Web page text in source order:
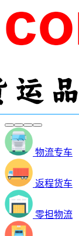
物流专车
返程货车
零担物流